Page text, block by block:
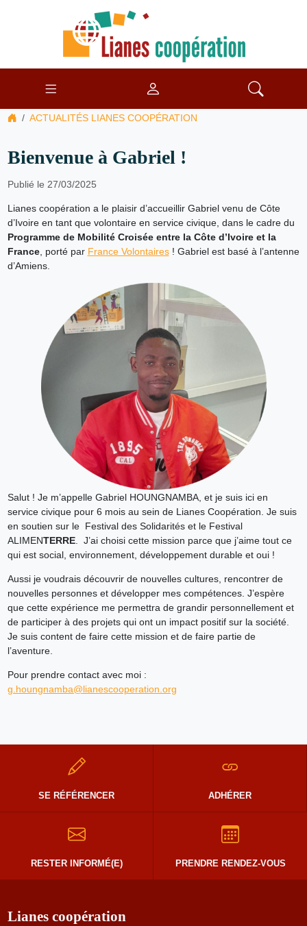
ACTUALITÉS LIANES COOPÉRATION
Bienvenue à Gabriel !
Publié le 27/03/2025
Lianes coopération a le plaisir d’accueillir Gabriel venu de Côte
d’Ivoire en tant que volontaire en service civique, dans le cadre du
Programme de Mobilité Croisée entre la Côte d’Ivoire et la
France, porté par France Volontaires! Gabriel est basé à l’antenne
d’Amiens.
Salut ! Je m’appelle Gabriel HOUNGNAMBA, et je suis ici en
service civique pour 6 mois au sein de Lianes Coopération. Je suis
en soutien sur le Festival des Solidarités et le Festival
ALIMENTERRE. J’ai choisi cette mission parce que j’aime tout ce
qui est social, environnement, développement durable et oui !
Aussi je voudrais découvrir de nouvelles cultures, rencontrer de
nouvelles personnes et développer mes compétences. J’espère
que cette expérience me permettra de grandir personnellement et
de participer à des projets qui ont un impact positif sur la société.
Je suis content de faire cette mission et de faire partie de
l’aventure.
Pour prendre contact avec moi :
g.houngnamba@lianescooperation.org
SE RÉFÉRENCER ADHÉRER
RESTER INFORMÉ(E) PRENDRE RENDEZ-VOUS
Lianes coopération